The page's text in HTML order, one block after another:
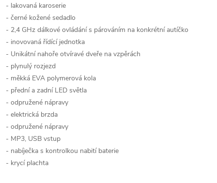
- lakovaná karoserie
- černé kožené sedadlo
- 2,4 GHz dálkové ovládání s párováním na konkrétní autíčko
- inovovaná řídící jednotka
- Unikátní nahoře otvíravé dveře na vzpěrách
- plynulý rozjezd
- měkká EVA polymerová kola
- přední a zadní LED světla
- odpružené nápravy
- elektrická brzda
- odpružené nápravy
- MP3, USB vstup
- nabíječka s kontrolkou nabití baterie
- krycí plachta